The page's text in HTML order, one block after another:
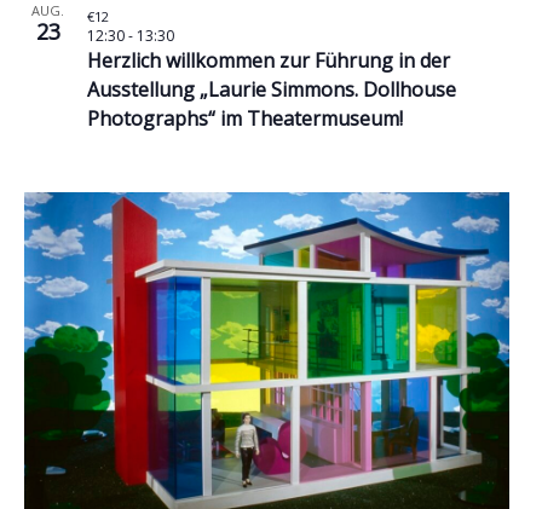
AUG.
23
Herzlich willkommen zur Führung in der
Ausstellung „Laurie Simmons. Dollhouse
Photographs“ im Theatermuseum!
12:30- 13:30
€12